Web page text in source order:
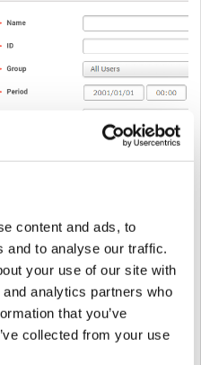
content and ads, to
and to analyse our traffic.
your use of our site with
analytics partners who
that you’ve
collected from your use
を確認します。 （BioStar v2.7.8か